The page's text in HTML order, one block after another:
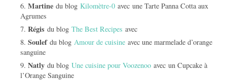
Martine du blog Kilomètre-0 avec une Tarte Panna Cotta aux
Agrumes
Régis du blog The Best Recipes avec
Soulefdu blog Amour de cuisine avec une marmelade d’orange
sanguine
Natly du blog Une cuisine pour Voozenoo avec un Cupcake à
l’Orange Sanguine